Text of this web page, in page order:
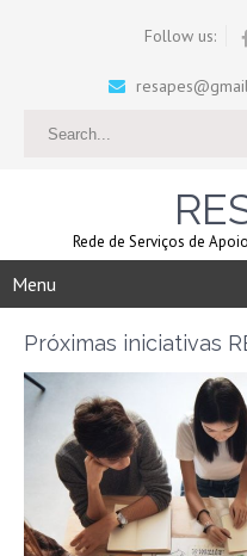
Follow us:
Rede de Serviços de
Menu
Próximas iniciativas